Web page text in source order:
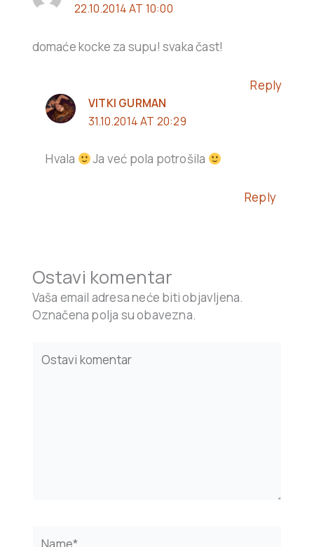
22.10.2014 AT 10:00
domaće kocke za supu! svaka čast!
Reply
VITKI GURMAN
31.10.2014 AT 20:29
Hvala Ja već pola potrošila
Reply
Ostavi komentar
Vaša email adresa neće biti objavljena.
Označena polja su obavezna.
here..